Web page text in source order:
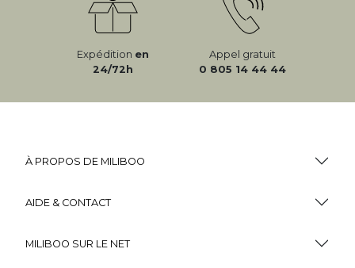
Expédition en
24/72h
Appel gratuit
0 805 14 44 44
À PROPOS DE MILIBOO
AIDE & CONTACT
MILIBOO SUR LE NET